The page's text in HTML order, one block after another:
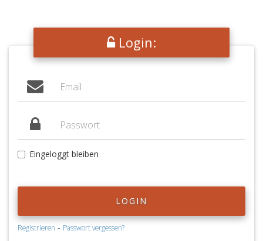
Login:
Eingeloggt bleiben
LOGIN
Registrieren - Passwort vergessen?